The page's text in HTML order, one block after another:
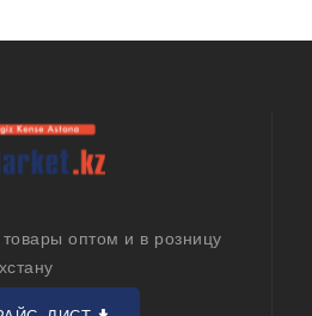
оптом и в розницу